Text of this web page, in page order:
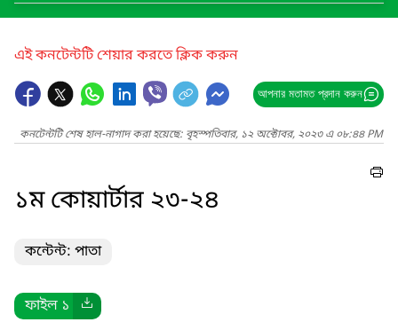
এই কনটেন্টটি শেয়ার করতে ক্লিক করুন
আপনার মতামত প্রদান করুন
কনটেন্টটি শেষ হাল-নাগাদ করা হয়েছে: বৃহস্পতিবার, ১২ অক্টোবর, ২০২৩ এ ০৮:৪৪ PM
১ম কোয়ার্টার ২৩-২৪
কন্টেন্ট: পাতা
ফাইল ১